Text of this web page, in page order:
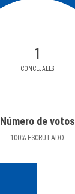
1
CONCEJALES
Número de votos
100% ESCRUTADO